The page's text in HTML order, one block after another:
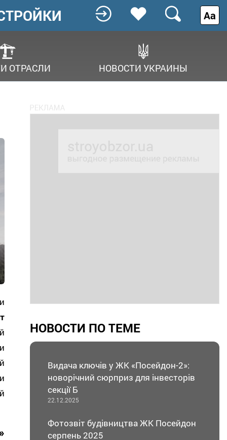
ОТРАСЛИ НОВОСТИ УКРАИНЫ
Аа
НОВОСТИ ПО ТЕМЕ
Видача ключів у ЖК «Посейдон-2»:
новорічний сюрприз для інвесторів
секції Б
22.12.2025
Фотозвіт будівництва ЖК Посейдон
серпень 2025